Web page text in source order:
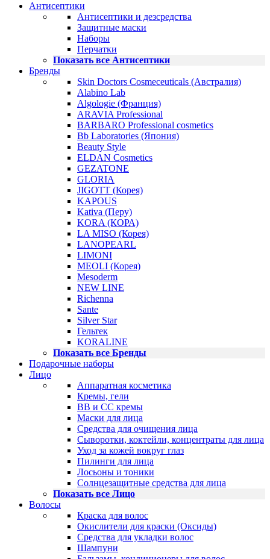
Антисептики
Антисептики и дезсредства
Защитные маски
Наборы
Перчатки
Показать все Антисептики
Бренды
Skin Doctors Cosmeceuticals (Австралия)
Alabino Lab
Algologie (Франция)
ARAVIA Professional
BARBARO Professional cosmetics
Bb Laboratories (Япония)
Beauty Style
ELDAN Cosmetics
GEZATONE
GLORIA
JIGOTT (Корея)
KAPOUS
Kativa (Перу)
KORA (КОРА)
LA MISO (Корея)
LANOPEARL
LIMONI
MEOLI (Корея)
Mesoderm
NEW LINE
Richenna
Sante
Silver Star
Гельтек
KORALINE
Показать все Бренды
Подарочные наборы
Лицо
Аппаратная косметика
Кремы, гели
BB и CC кремы
Маски для лица
Средства для очищения лица
Сыворотки, коктейли, концентраты для лица
Уход за кожей вокруг глаз
Пилинги для лица
Лосьоны и тоники
Солнцезащитные средства для лица
Показать все Лицо
Волосы
Краска для волос
Окислители для краски (Оксиды)
Средства для укладки волос
Шампуни